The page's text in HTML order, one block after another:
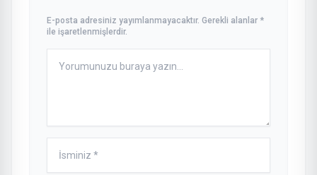
E-posta adresiniz yayımlanmayacaktır. Gerekli alanlar *
ile işaretlenmişlerdir.